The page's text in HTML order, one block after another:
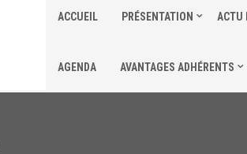
ACCUEIL PRÉSENTATION ACTU
AGENDA AVANTAGES ADHÉRENTS